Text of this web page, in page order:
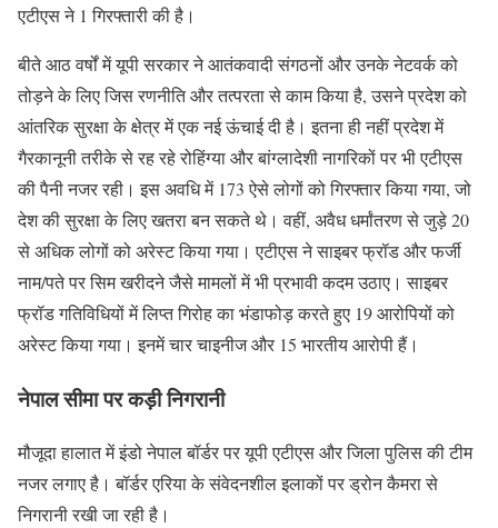
एटीएस ने 1 गिरफ्तारी की है।
बीते आठ वर्षों में यूपी सरकार ने आतंकवादी संगठनों और उनके नेटवर्क को
तोड़ने के लिए जिस रणनीति और तत्परता से काम किया है, उसने प्रदेश को
आंतरिक सुरक्षा के क्षेत्र में एक नई ऊंचाई दी है। इतना ही नहीं प्रदेश में
गैरकानूनी तरीके से रह रहे रोहिंग्या और बांग्लादेशी नागरिकों पर भी एटीएस
की पैनी नजर रही। इस अवधि में 173 ऐसे लोगों को गिरफ्तार किया गया, जो
देश की सुरक्षा के लिए खतरा बन सकते थे। वहीं, अवैध धर्मांतरण से जुड़े 20
से अधिक लोगों को अरेस्ट किया गया। एटीएस ने साइबर फ्रॉड और फर्जी
नाम/पते पर सिम खरीदने जैसे मामलों में भी प्रभावी कदम उठाए। साइबर
फ्रॉड गतिविधियों में लिप्त गिरोह का भंडाफोड़ करते हुए 19 आरोपियों को
अरेस्ट किया गया। इनमें चार चाइनीज और 15 भारतीय आरोपी हैं।
नेपाल सीमा पर कड़ी निगरानी
मौजूदा हालात में इंडो नेपाल बॉर्डर पर यूपी एटीएस और जिला पुलिस की टीम
नजर लगाए है। बॉर्डर एरिया के संवेदनशील इलाकों पर ड्रोन कैमरा से
निगरानी रखी जा रही है।